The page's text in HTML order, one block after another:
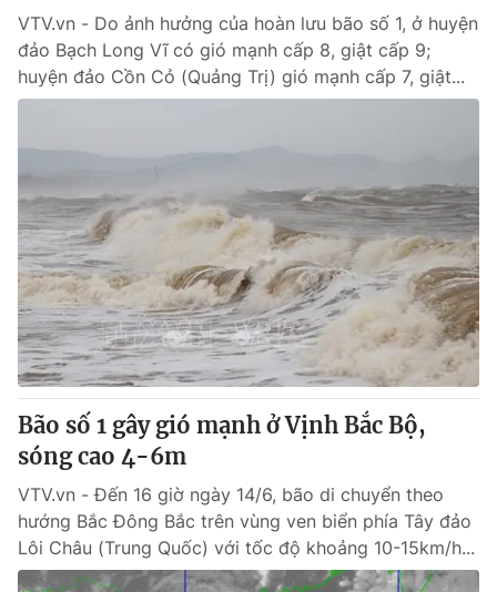
® Cấm sao chép dưới mọi hình thức nếu không có sự chấp
thuận bằng văn bản. Ghi rõ nguồn VTV.vn khi phát hành lại
thông tin từ website này.
VTV.vn - Do ảnh hưởng của hoàn lưu bão số 1, ở huyện
đảo Bạch Long Vĩ có gió mạnh cấp 8, giật cấp 9;
huyện đảo Cồn Cỏ (Quảng Trị) gió mạnh cấp 7, giật...
Bão số 1 gây gió mạnh ở Vịnh Bắc Bộ,
sóng cao 4-6m
VTV.vn - Đến 16 giờ ngày 14/6, bão di chuyển theo
hướng Bắc Đông Bắc trên vùng ven biển phía Tây đảo
Lôi Châu (Trung Quốc) với tốc độ khoảng 10-15km/h...